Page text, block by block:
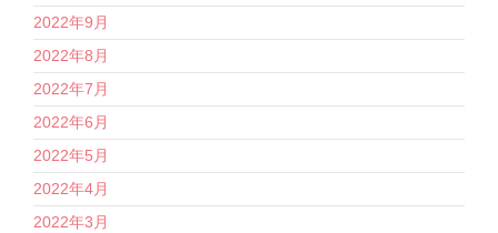
2022年9月
2022年8月
2022年7月
2022年6月
2022年5月
2022年4月
2022年3月